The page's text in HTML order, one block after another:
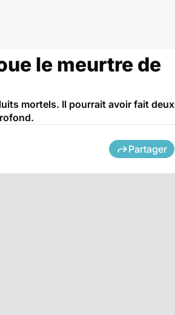
le meurtre de
mortels. Il pourrait avoir fait deux
Partager